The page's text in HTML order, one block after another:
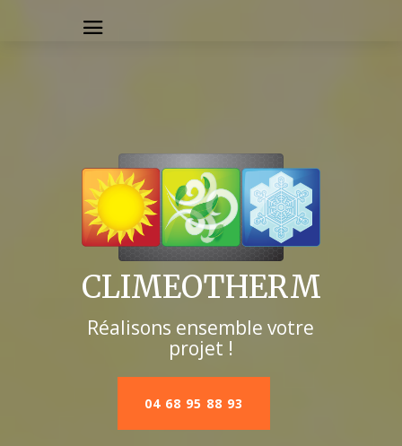
CLIMEOTHERM
Réalisons ensemble votre
projet !
04 68 95 88 93